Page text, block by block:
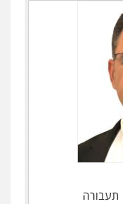
תעבורה